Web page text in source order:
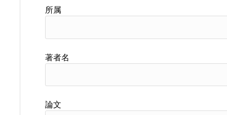
所属
著者名
論文